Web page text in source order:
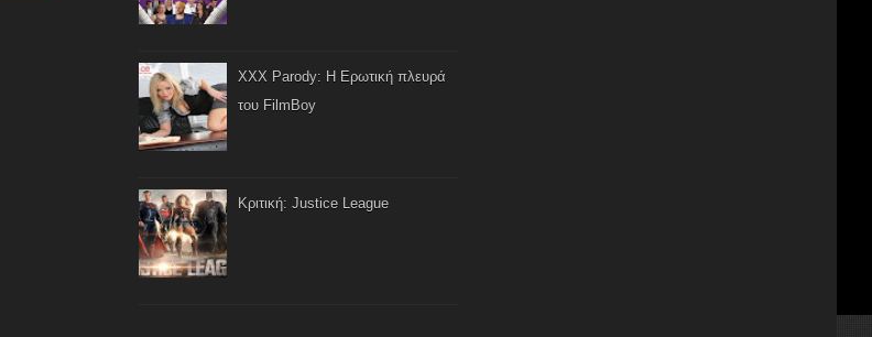
XXX Parody: Η Ερωτική πλευρά
του FilmBoy
Κριτική: Justice League